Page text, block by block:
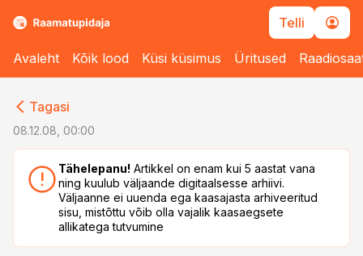
Telli
Avaleht Kõik lood Küsi küsimus Üritused
Tagasi
08.12.08, 00:00
Tähelepanu! Artikkel on enam kui 5 aastat vana
ning kuulub väljaande digitaalsesse arhiivi.
Väljaanne ei uuenda ega kaasajasta arhiveeritud
sisu, mistõttu võib olla vajalik kaasaegsete
allikatega tutvumine